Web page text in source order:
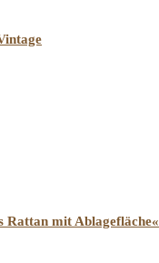
mit Ablagefläche«